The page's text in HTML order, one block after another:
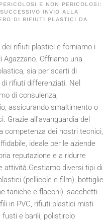
E NON PERICOLOSI:
INVIO ALLA
DI RIFIUTI PLASTICI DA
rifiuti plastici e forniamo i
Offriamo una
sia per scarti di
rifiuti differenziati. Nel
di consulenza,
assicurando smaltimento o
Grazie all'avanguardia del
competenza dei nostri tecnici,
ideale per le aziende
reputazione e a ridurre
attività.Gestiamo diversi tipi di
(pellicole e film), bottiglie
taniche e flaconi), sacchetti
in PVC, rifiuti plastici misti
e barili, polistirolo